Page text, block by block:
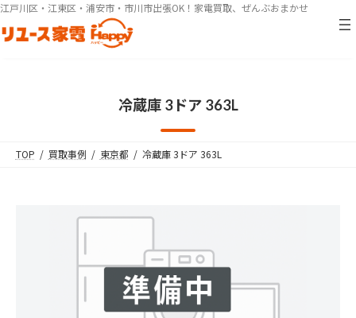
コ
ン
テ
ナ
ビ
ゲ
江戸川区・江東区・浦安市・市川市出張OK！家電買取、ぜんぶおまかせ
冷蔵庫 3ドア 363L
TOP 買取事例 東京都 冷蔵庫 3ドア 363L